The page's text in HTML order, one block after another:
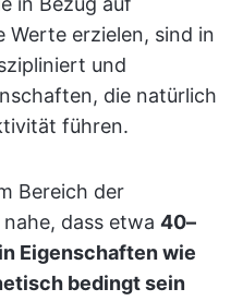
Werte erzielen, sind in
und
die natürlich
führen.
Bereich der
dass etwa 40–
Eigenschaften wie
bedingt sein